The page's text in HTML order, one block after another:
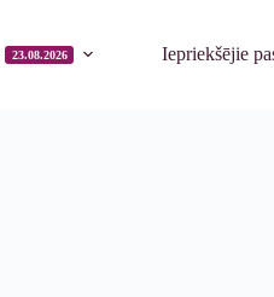
23.08.2026 Iepriekšējie